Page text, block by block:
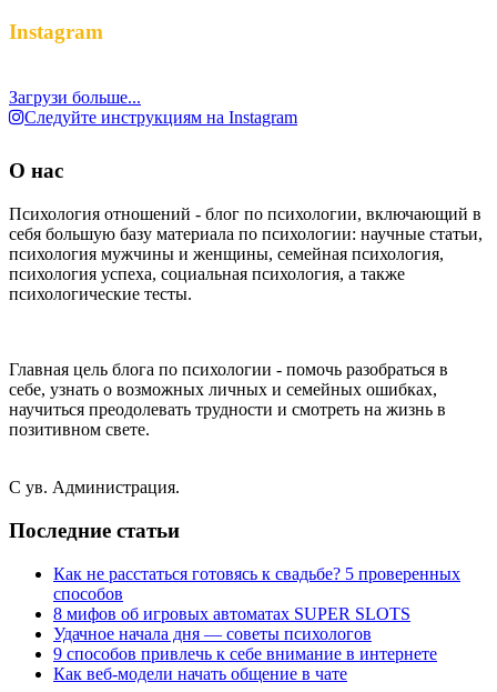
Instagram
Загрузи больше...
Следуйте инструкциям на Instagram
О нас
Психология отношений - блог по психологии, включающий в
себя большую базу материала по психологии: научные статьи,
психология мужчины и женщины, семейная психология,
психология успеха, социальная психология, а также
психологические тесты.
Главная цель блога по психологии - помочь разобраться в
себе, узнать о возможных личных и семейных ошибках,
научиться преодолевать трудности и смотреть на жизнь в
позитивном свете.
С ув. Администрация.
Последние статьи
Как не расстаться готовясь к свадьбе? 5 проверенных
способов
8 мифов об игровых автоматах SUPER SLOTS
Удачное начала дня — советы психологов
9 способов привлечь к себе внимание в интернете
Как веб-модели начать общение в чате